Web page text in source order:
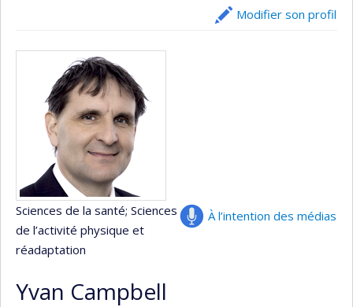
Modifier son profil
À l’intention des médias
Sciences de la santé; Sciences
de l’activité physique et
réadaptation
Yvan Campbell